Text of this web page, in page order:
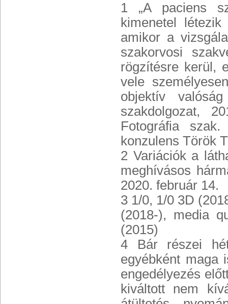
1 „A paciens
kimenetel
amikor a
szakorvosi
rögzítésre kerül,
vele
objektív
szakdolgozat,
Fotográfia
konzulens Török
2 Variációk a
meghívásos
2020. február 14.
3 1/0, 1/0 3D
(2018-), media
(2015)
4 Bár részei
egyébként maga
engedélyezés
kiváltott nem